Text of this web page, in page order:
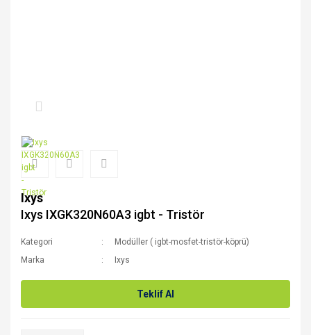
Ixys
Ixys IXGK320N60A3 igbt - Tristör
Kategori
Modüller ( igbt-mosfet-tristör-köprü)
Marka
Ixys
Teklif Al